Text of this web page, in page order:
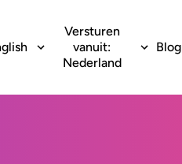
Versturen
vanuit:
Nederland
Blog